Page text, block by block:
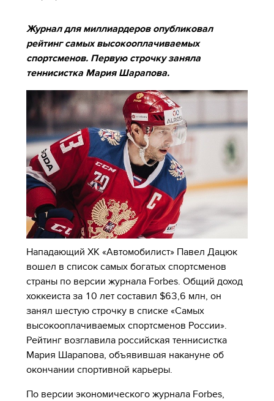
Журнал для миллиардеров опубликовал
рейтинг самых высокооплачиваемых
спортсменов. Первую строчку заняла
теннисистка Мария Шарапова.
Нападающий ХК «Автомобилист» Павел Дацюк
вошел в список самых богатых спортсменов
страны по версии журнала Forbes. Общий доход
хоккеиста за 10 лет составил $63,6 млн, он
занял шестую строчку в списке «Самых
высокооплачиваемых спортсменов России».
Рейтинг возглавила российская теннисистка
Мария Шарапова, объявившая накануне об
окончании спортивной карьеры.
По версии экономического журнала Forbes,